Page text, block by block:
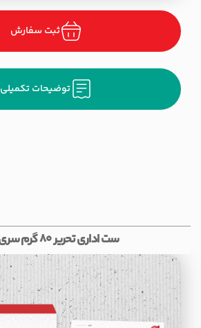
ثبت سفارش
توضیحات تکمیلی
ست اداری تحریر 80 گرم سری سوم